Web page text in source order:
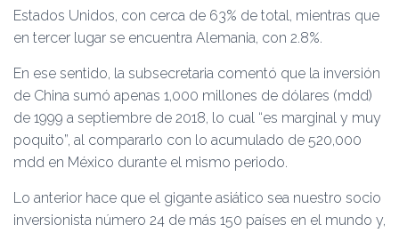
Estados Unidos, con cerca de 63% de total, mientras que
en tercer lugar se encuentra Alemania, con 2.8%.
En ese sentido, la subsecretaria comentó que la inversión
de China sumó apenas 1,000 millones de dólares (mdd)
de 1999 a septiembre de 2018, lo cual “es marginal y muy
poquito”, al compararlo con lo acumulado de 520,000
mdd en México durante el mismo periodo.
Lo anterior hace que el gigante asiático sea nuestro socio
inversionista número 24 de más 150 países en el mundo y,